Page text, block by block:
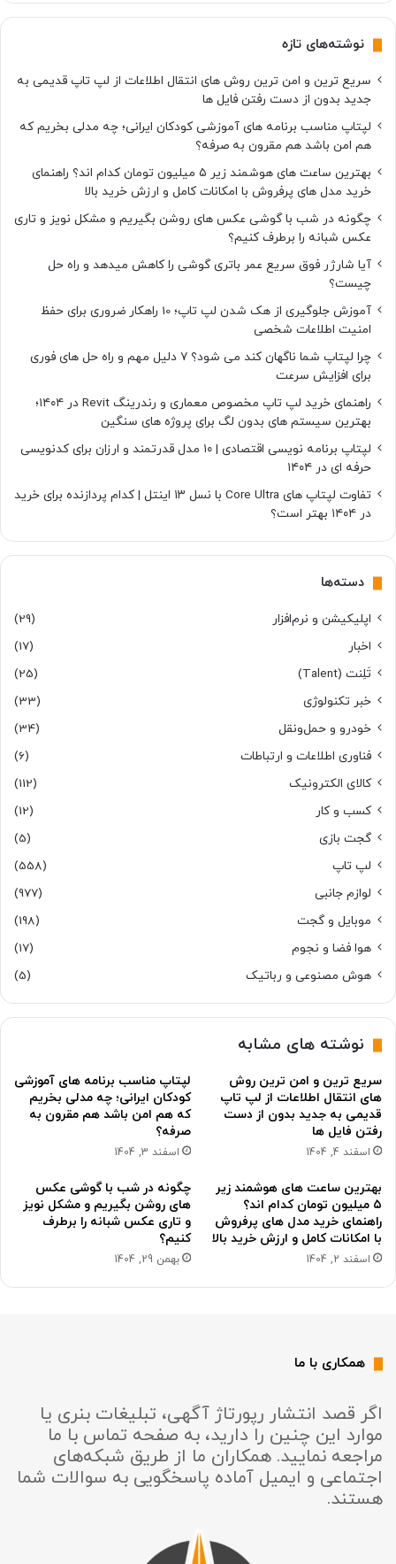
نوشته‌های تازه
سریع ترین و امن ترین روش های انتقال اطلاعات از لپ تاپ قدیمی به
جدید بدون از دست رفتن فایل ها
لپتاپ مناسب برنامه های آموزشی کودکان ایرانی؛ چه مدلی بخریم که
هم امن باشد هم مقرون به صرفه؟
بهترین ساعت های هوشمند زیر ۵ میلیون تومان کدام اند؟ راهنمای
خرید مدل های پرفروش با امکانات کامل و ارزش خرید بالا
چگونه در شب با گوشی عکس های روشن بگیریم و مشکل نویز و تاری
عکس شبانه را برطرف کنیم؟
آیا شارژر فوق سریع عمر باتری گوشی را کاهش میدهد و راه حل
چیست؟
آموزش جلوگیری از هک شدن لپ تاپ؛ 10 راهکار ضروری برای حفظ
امنیت اطلاعات شخصی
چرا لپتاپ شما ناگهان کند می شود؟ ۷ دلیل مهم و راه حل های فوری
برای افزایش سرعت
راهنمای خرید لپ تاپ مخصوص معماری و رندرینگ Revit در ۱۴۰۴؛
بهترین سیستم های بدون لگ برای پروژه های سنگین
لپتاپ برنامه نویسی اقتصادی | ۱۰ مدل قدرتمند و ارزان برای کدنویسی
حرفه ای در ۱۴۰۴
تفاوت لپتاپ های Core Ultra با نسل ۱۳ اینتل | کدام پردازنده برای خرید
در ۱۴۰۴ بهتر است؟
دسته‌ها
اپلیکیشن و نرم‌افزار
(29)
اخبار
(17)
تَلِنت (Talent)
(25)
خبر تکنولوژی
(33)
خودرو و حمل‌و‌نقل
(34)
فناوری اطلاعات و ارتباطات
(6)
کالای الکترونیک
(112)
کسب و کار
(12)
گجت بازی
(5)
لپ تاپ
(558)
لوازم جانبی
(977)
موبایل و گجت
(198)
هوا فضا و نجوم
(17)
هوش مصنوعی و رباتیک
(5)
نوشته های مشابه
سریع ترین و امن ترین روش
های انتقال اطلاعات از لپ تاپ
قدیمی به جدید بدون از دست
رفتن فایل ها
اسفند 4, 1404
لپتاپ مناسب برنامه های آموزشی
کودکان ایرانی؛ چه مدلی بخریم
که هم امن باشد هم مقرون به
صرفه؟
اسفند 3, 1404
بهترین ساعت های هوشمند زیر
۵ میلیون تومان کدام اند؟
راهنمای خرید مدل های پرفروش
با امکانات کامل و ارزش خرید بالا
اسفند 2, 1404
چگونه در شب با گوشی عکس
های روشن بگیریم و مشکل نویز
و تاری عکس شبانه را برطرف
کنیم؟
بهمن 29, 1404
همکاری با ما
اگر قصد انتشار رپورتاژ آگهی، تبلیغات بنری یا
موارد این چنین را دارید، به صفحه تماس با ما
مراجعه نمایید. همکاران ما از طریق شبکه‌های
اجتماعی و ایمیل آماده پاسخگویی به سوالات شما
هستند.